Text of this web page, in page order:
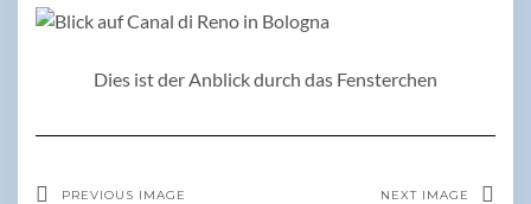
Dies ist der Anblick durch das Fensterchen
PREVIOUS IMAGE NEXT IMAGE